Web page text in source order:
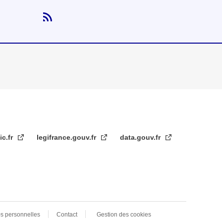
legifrance.gouv.fr data.gouv.fr
personnelles Contact Gestion des cookies